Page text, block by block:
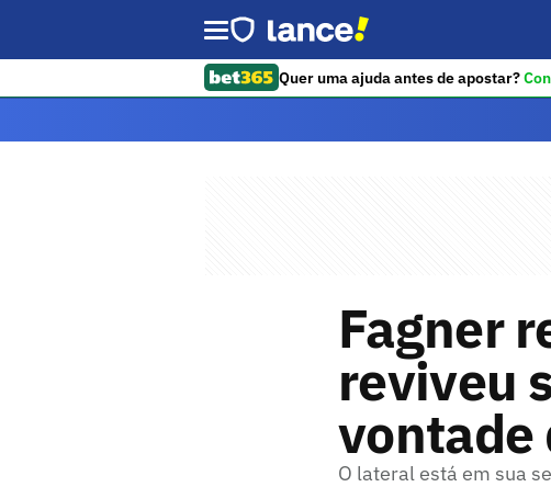
Quer uma ajuda antes de apostar?
Fagner
reviveu
vontade
O lateral está em sua